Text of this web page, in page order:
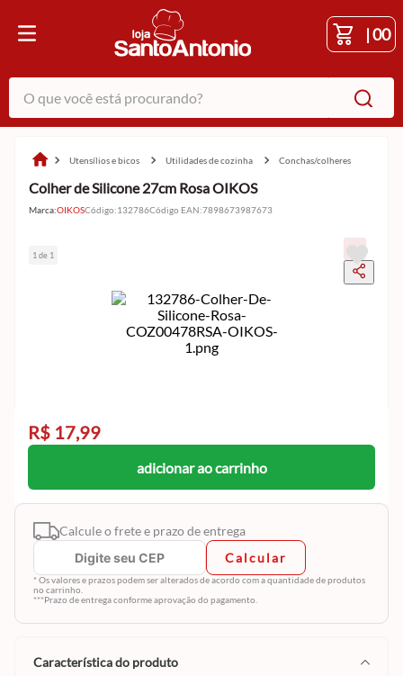
|00
O que você está procurando?
utensílios e bicos utilidades de cozinha conchas/colheres
Colher de Silicone 27cm Rosa OIKOS
Marca:OIKOSCódigo:132786Código EAN:7898673987673
1 de 1
R$ 17,99
adicionar ao carrinho
Calcule o frete e prazo de entrega
Calcular
* Os valores e prazos podem ser alterados de acordo com a quantidade de produtos
no carrinho.
***Prazo de entrega conforme aprovação do pagamento.
característica do produto